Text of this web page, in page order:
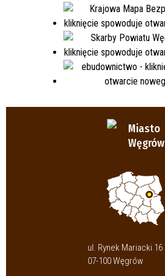
Miasto
Węgrów
ul. Rynek Mariacki 16
07-100 Węgrów